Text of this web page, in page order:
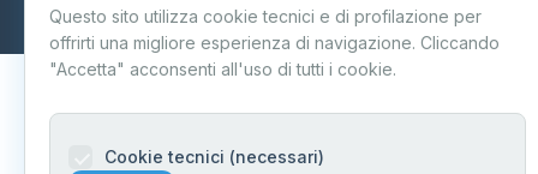
Aggiornamento quotidiano
Questo sito utilizza cookie tecnici e di profilazione per
offrirti una migliore esperienza di navigazione. Cliccando
"Accetta" acconsenti all'uso di tutti i cookie.
Cookie tecnici (necessari)